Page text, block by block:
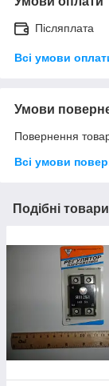
Післяплата
Всі умови
Умови
Повернення
Всі умови
Подібні